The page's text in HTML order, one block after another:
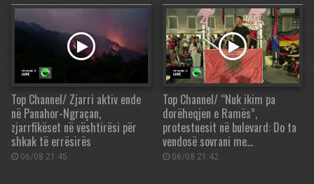
Top Channel/ Zjarri aktiv ende
në Panahor-Ngraçan,
zjarrfikëset në vështirësi për
shkak të errësirës
06/08 21:45
Top Channel/ “Nuk ikim pa
dorëheqjen e Ramës”,
protestuesit në bulevard: Do ta
vendosë sovrani me…
06/08 21:42